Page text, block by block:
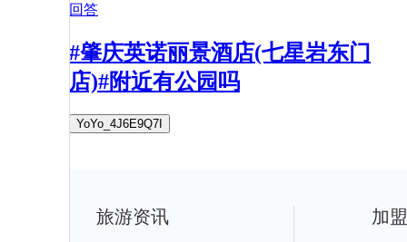
回答
#肇庆英诺丽景酒店(七星岩东门
店)#附近有公园吗
YoYo_4J6E9Q7I
旅游资讯 加